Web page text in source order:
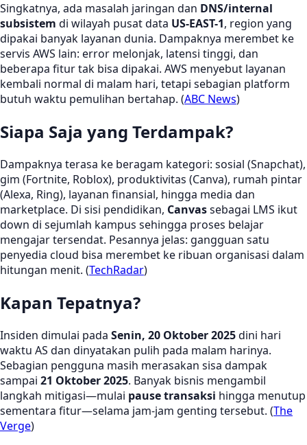
Singkatnya, ada masalah jaringan dan DNS/internal
subsistem di wilayah pusat data US-EAST-1, region yang
dipakai banyak layanan dunia. Dampaknya merembet ke
servis AWS lain: error melonjak, latensi tinggi, dan
beberapa fitur tak bisa dipakai. AWS menyebut layanan
kembali normal di malam hari, tetapi sebagian platform
butuh waktu pemulihan bertahap. (ABC News)
Siapa Saja yang Terdampak?
Dampaknya terasa ke beragam kategori: sosial (Snapchat),
gim (Fortnite, Roblox), produktivitas (Canva), rumah pintar
(Alexa, Ring), layanan finansial, hingga media dan
marketplace. Di sisi pendidikan, Canvassebagai LMS ikut
down di sejumlah kampus sehingga proses belajar
mengajar tersendat. Pesannya jelas: gangguan satu
penyedia cloud bisa merembet ke ribuan organisasi dalam
hitungan menit. (TechRadar)
Kapan Tepatnya?
Insiden dimulai pada Senin, 20 Oktober 2025dini hari
waktu AS dan dinyatakan pulih pada malam harinya.
Sebagian pengguna masih merasakan sisa dampak
sampai 21 Oktober 2025. Banyak bisnis mengambil
langkah mitigasi—mulai pause transaksi hingga menutup
sementara fitur—selama jam-jam genting tersebut. (The
Verge)